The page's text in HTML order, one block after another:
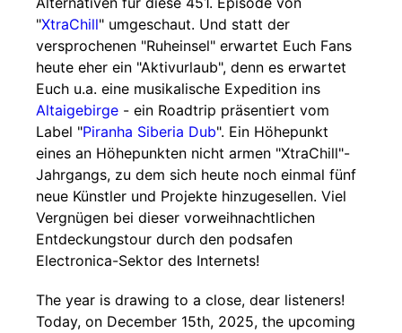
"XtraChill" umgeschaut. Und statt der
versprochenen "Ruheinsel" erwartet Euch Fans
heute eher ein "Aktivurlaub", denn es erwartet
Euch u.a. eine musikalische Expedition ins
Altaigebirge - ein Roadtrip präsentiert vom
Label "Piranha Siberia Dub". Ein Höhepunkt
eines an Höhepunkten nicht armen "XtraChill"-
Jahrgangs, zu dem sich heute noch einmal fünf
neue Künstler und Projekte hinzugesellen. Viel
Vergnügen bei dieser vorweihnachtlichen
Entdeckungstour durch den podsafen
Electronica-Sektor des Internets!
The year is drawing to a close, dear listeners!
Today, on December 15th, 2025, the upcoming